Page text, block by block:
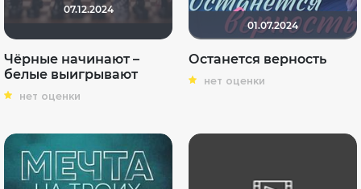
07.12.2024
Чёрные начинают –
белые выигрывают
нет оценки
01.07.2024
Останется верность
нет оценки